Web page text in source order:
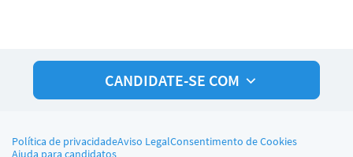
CANDIDATE-SE COM
Política de privacidadeAviso LegalConsentimento de Cookies
Ajuda para candidatos